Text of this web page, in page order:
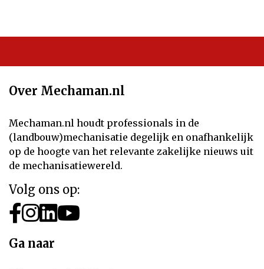
Over Mechaman.nl
Mechaman.nl houdt professionals in de
(landbouw)mechanisatie degelijk en onafhankelijk
op de hoogte van het relevante zakelijke nieuws uit
de mechanisatiewereld.
Volg ons op:
Ga naar